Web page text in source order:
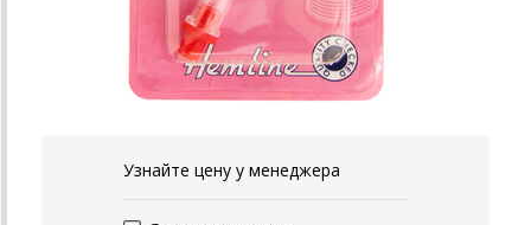
Узнайте цену у менеджера